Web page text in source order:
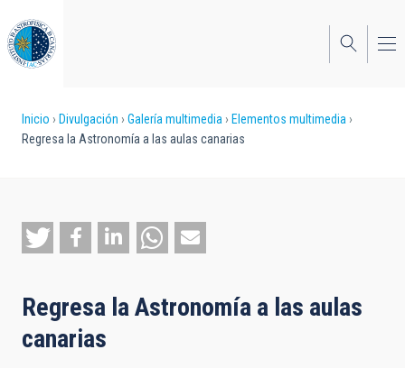
al
contenido
principal
Sobrescribir
enlaces
ayuda
a
navegación
Inicio Divulgación Galería multimedia
Elementos multimedia
Regresa la Astronomía a las aulas canarias
Regresa la Astronomía a las aulas
canarias